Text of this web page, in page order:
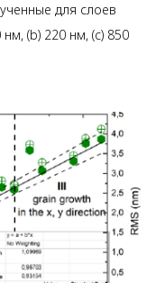
для слоев
(b) 220 нм, (c) 850